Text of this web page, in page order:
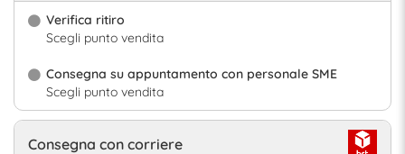
Verifica ritiro
Scegli punto vendita
Consegna su appuntamento con personale SME
Scegli punto vendita
Consegna con corriere